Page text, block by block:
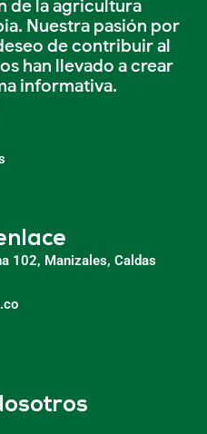
de la agricultura
Nuestra pasión por
de contribuir al
han llevado a crear
informativa.
102, Manizales, Caldas